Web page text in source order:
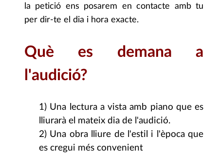
la petició ens posarem en contacte amb tu
per dir-te el dia i hora exacte.
Què es demana a
l'audició?
1) Una lectura a vista amb piano que es
lliurarà el mateix dia de l'audició.
2) Una obra lliure de l'estil i l'època que
es cregui més convenient